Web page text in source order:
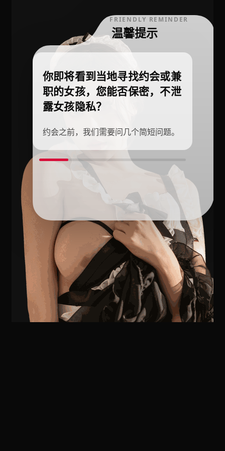
FRIENDLY REMINDER
温馨提示
你即将看到当地寻找约会或兼
职的女孩，您能否保密，不泄
露女孩隐私？
约会之前，我们需要问几个简短问题。